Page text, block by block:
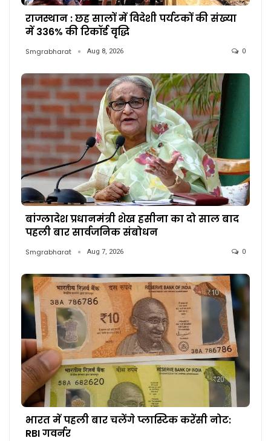
राजस्थान : छह सालों में विदेशी पर्यटकों की संख्या
में 336% की रिकॉर्ड वृद्धि
Smgrabharat Aug 8, 2026 0
बांग्लादेश प्रधानमंत्री शेख हसीना का दो साल बाद
पहली बार सार्वजनिक संबोधन
Smgrabharat Aug 7, 2026 0
भारत में पहली बार चलेंगे प्लास्टिक करेंसी नोट:
RBI गवर्नर